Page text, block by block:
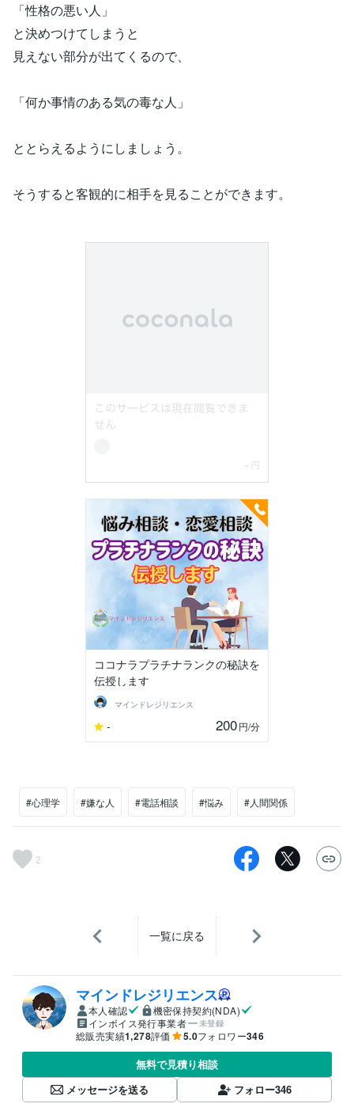
「性格の悪い人」
と決めつけてしまうと
見えない部分が出てくるので、
「何か事情のある気の毒な人」
ととらえるようにしましょう。
そうすると客観的に相手を見ることができます。
ココナラプラチナランクの秘訣を
伝授します
マインドレジリエンス
- 200円/分
#心理学 #嫌な人 #電話相談 #悩み #人間関係
2
一覧に戻る
マインドレジリエンス
本人確認
機密保持契約(NDA)
インボイス発行事業者
未登録
総販売実績1,278評価 5.0フォロワー346
無料で見積り相談
メッセージを送る
フォロー346